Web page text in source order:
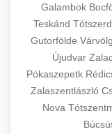
Galambok
Teskánd
Gutorfölde
Újudvar
Pókaszepetk
Zalaszentlászló
Nova